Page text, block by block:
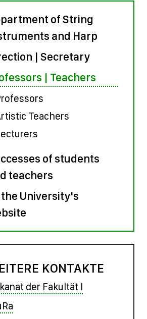
of String
and Harp
| Secretary
| Teachers
Teachers
of students
teachers
the University's
KONTAKTE
der Fakultät I